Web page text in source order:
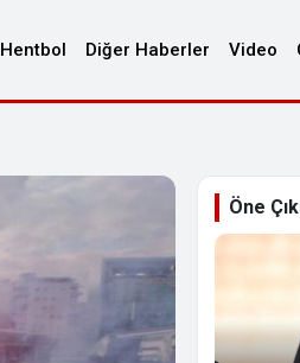
Hentbol Diğer Haberler Video
Öne